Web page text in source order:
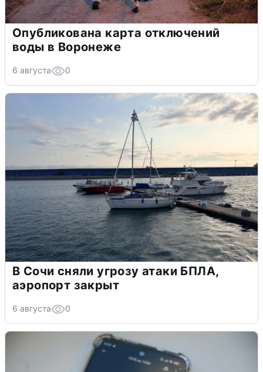
Опубликована карта отключений
воды в Воронеже
6 августа 0
В Сочи сняли угрозу атаки БПЛА,
аэропорт закрыт
6 августа 0